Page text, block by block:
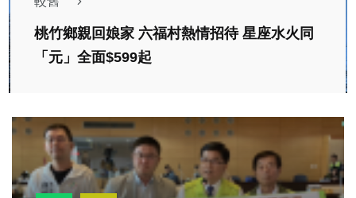
桃竹鄉親回娘家 六福村熱情招待 星座水火同
「元」全面$599起